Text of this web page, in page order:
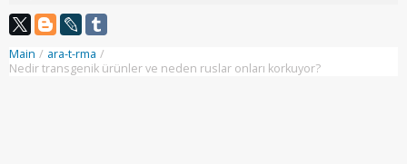
Main / ara-t-rma /
Nedir transgenik ürünler ve neden ruslar onları korkuyor?